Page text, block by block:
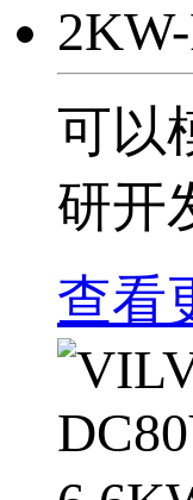
可以
研开
查看